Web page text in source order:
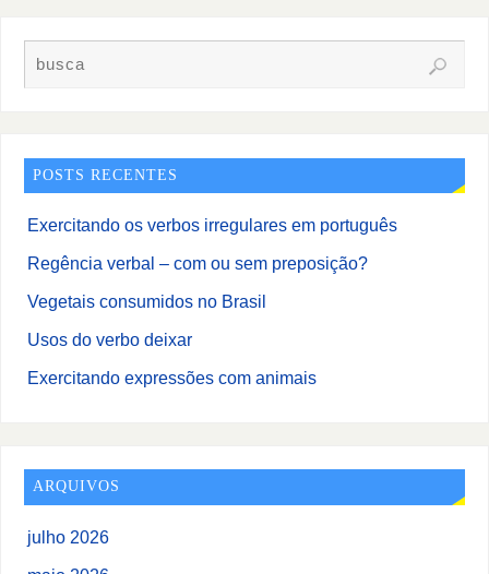
POSTS RECENTES
Exercitando os verbos irregulares em português
Regência verbal – com ou sem preposição?
Vegetais consumidos no Brasil
Usos do verbo deixar
Exercitando expressões com animais
ARQUIVOS
julho 2026